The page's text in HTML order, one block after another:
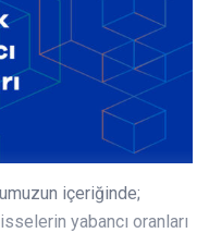
içeriğinde;
yabancı oranları